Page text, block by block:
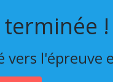
!
vers l'épreuve